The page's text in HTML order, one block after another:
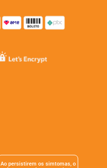
Ao persistirem os simtomas, o